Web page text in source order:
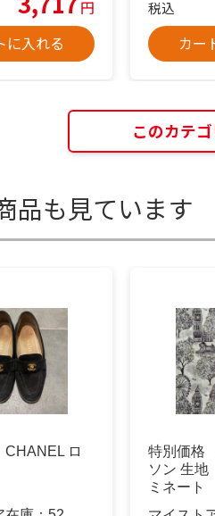
円
に入れる
税込
カー
このカテ
品も見ています
ロ
特別価格
ソン 生
ミネート